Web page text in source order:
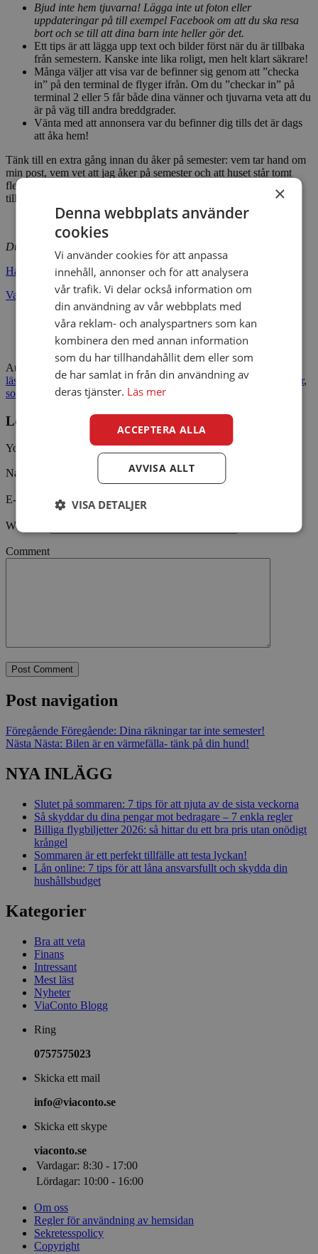
Bjud inte hem tjuvarna! Lägga inte ut foton eller
uppdateringar på till exempel Facebook om att du ska resa
bort och se till att dina barn inte heller gör det.
Ett tips är att lägga upp text och bilder först när du är tillbaka
från semestern. Kanske inte lika roligt, men helt klart säkrare!
Många väljer att visa var de befinner sig genom att ”checka
in” på den terminal de flyger ifrån. Om du ”checkar in” på
terminal 2 eller 5 får både dina vänner och tjuvarna veta att du
är på väg till andra breddgrader.
Vänta med att annonsera var du befinner dig tills det är dags
att åka hem!
Tänk till en extra gång innan du åker på semester: vem tar hand om
min post, vem vet att jag åker på semester och att huset står tomt
flera veckor? Då slipper du oroa dig och kan njuta av din semester
till fullo.
Du kan även läsa:
Har du blivit utsatt för bedrägeri?
Var rädd om din identitet!
Author ViaConto Categories Bra att veta Finans
läst
Nyheter, ViaConto BloggTagseftersändning,inbrott semester,
socialamedier,sommarstuga
Leave a Reply
Your email address will not be published.
Namn
E-post
Webbsida
Comment
Post navigation
Föregående Föregående: Dina räkningar tar inte semester!
Nästa Nästa: Bilen är en värmefälla- tänk på din hund!
NYA INLÄGG
Slutet på sommaren: 7 tips för att njuta av de sista veckorna
Så skyddar du dina pengar mot bedragare – 7 enkla regler
Billiga flygbiljetter 2026: så hittar du ett bra pris utan onödigt
krångel
Sommaren är ett perfekt tillfälle att testa lyckan!
Lån online: 7 tips för att låna ansvarsfullt och skydda din
hushållsbudget
Kategorier
Bra att veta
Finans
Intressant
Mest läst
Nyheter
ViaConto Blogg
Ring
0757575023
Skicka ett mail
info@viaconto.se
Skicka ett skype
viaconto.se
Vardagar: 8:30 - 17:00
Lördagar: 10:00 - 16:00
Om oss
Regler för användning av hemsidan
Sekretesspolicy
Copyright
×
Denna webbplats använder
cookies
Vi använder cookies för att anpassa
innehåll, annonser och för att analysera
vår trafik. Vi delar också information om
din användning av vår webbplats med
våra reklam- och analyspartners som kan
kombinera den med annan information
som du har tillhandahållit dem eller som
de har samlat in från din användning av
deras tjänster. Läs mer
ACCEPTERA ALLA
AVVISA ALLT
VISA DETALJER